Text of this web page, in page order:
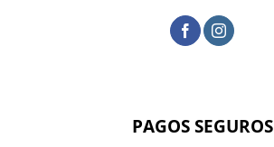
PAGOS SEGUROS